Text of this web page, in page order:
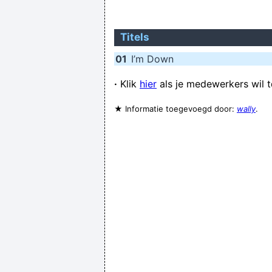
Opdoffer voor STVV vlak na
Titels
01 I’m Down
· Klik hier als je medewerkers wil
★ Informatie toegevoegd door: wally.